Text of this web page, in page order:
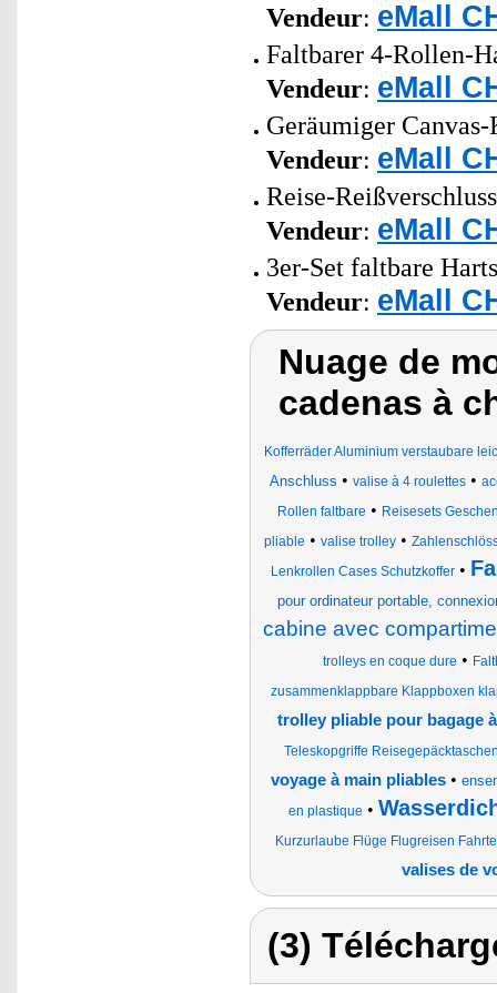
Vendeur: eMall
Faltbarer 4-Rollen-
Vendeur: eMall
Geräumiger
Vendeur: eMall
Reise-
Vendeur: eMall
3er-Set faltbare
Vendeur: eMall
Nuage de
cadenas à
Kofferräder Aluminium verstaubare
Anschluss • valise à 4 roulettes•
Rollen faltbare • Reisesets
pliable • valise trolley•
Lenkrollen Cases Schutzkoffer•
pour ordinateur portable,
cabine avec
trolleys en coque dure •
zusammenklappbare Klappboxen
trolley pliable pour bagage
Teleskopgriffe
voyage à main pliables•
en plastique •
Kurzurlaube Flüge Flugreisen
valises de
(3)